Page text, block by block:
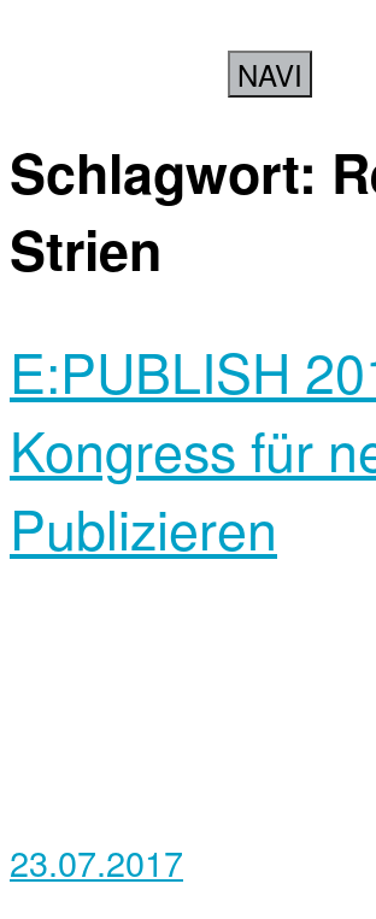
NAVI
Schlagwort:
Strien
E:PUBLISH
Kongress für
Publizieren
23.07.2017